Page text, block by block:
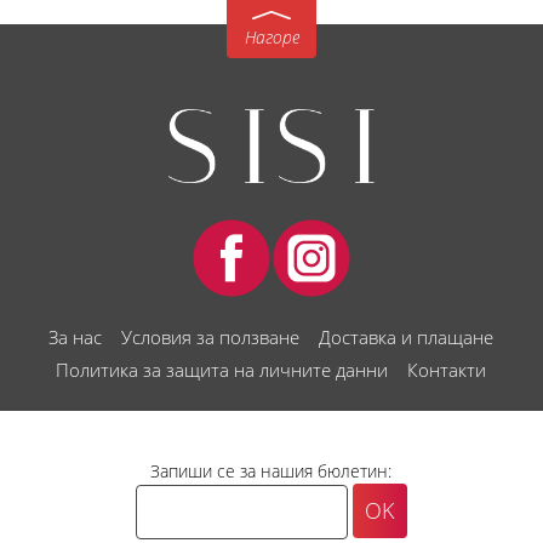
Нагоре
За нас Условия за ползване
Доставка и плащане
Политика за защита на личните данни
Контакти
Запиши се за нашия бюлетин: